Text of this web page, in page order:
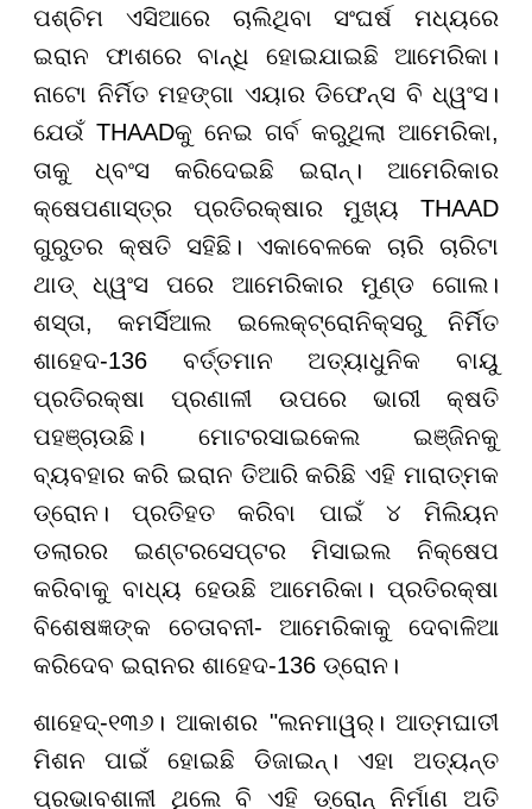
ପଶ୍ଚିମ ଏସିଆରେ ଚାଲିଥିବା ସଂଘର୍ଷ ମଧ୍ୟରେ
ଇରାନ ଫାଶରେ ବାନ୍ଧି ହୋଇଯାଇଛି ଆମେରିକା।
ନାଟୋ ନିର୍ମିତ ମହଙ୍ଗା ଏୟାର ଡିଫେନ୍ସ ବି ଧ୍ୱଂସ।
ଯେଉଁ THAADକୁ ନେଇ ଗର୍ବ କରୁଥିଲା ଆମେରିକା,
ତାକୁ ଧ୍ବଂସ କରିଦେଇଛି ଇରାନ୍। ଆମେରିକାର
କ୍ଷେପଣାସ୍ତ୍ର ପ୍ରତିରକ୍ଷାର ମୁଖ୍ୟ THAAD
ଗୁରୁତର କ୍ଷତି ସହିଛି। ଏକାବେଳକେ ଚାରି ଚାରିଟା
ଥାଡ୍ ଧ୍ୱଂସ ପରେ ଆମେରିକାର ମୁଣ୍ଡ ଗୋଲ।
ଶସ୍ତା, କମର୍ସିଆଲ ଇଲେକ୍ଟ୍ରୋନିକ୍ସରୁ ନିର୍ମିତ
ଶାହେଦ-136 ବର୍ତ୍ତମାନ ଅତ୍ୟାଧୁନିକ ବାୟୁ
ପ୍ରତିରକ୍ଷା ପ୍ରଣାଳୀ ଉପରେ ଭାରୀ କ୍ଷତି
ପହଞ୍ଚାଉଛି। ମୋଟରସାଇକେଲ ଇଞ୍ଜିନକୁ
ବ୍ୟବହାର କରି ଇରାନ ତିଆରି କରିଛି ଏହି ମାରାତ୍ମକ
ଡ୍ରୋନ। ପ୍ରତିହତ କରିବା ପାଇଁ ୪ ମିଲିୟନ
ଡଲାରର ଇଣ୍ଟରସେପ୍ଟର ମିସାଇଲ ନିକ୍ଷେପ
କରିବାକୁ ବାଧ୍ୟ ହେଉଛି ଆମେରିକା। ପ୍ରତିରକ୍ଷା
ବିଶେଷଜ୍ଞଙ୍କ ଚେତାବନୀ- ଆମେରିକାକୁ ଦେବାଳିଆ
କରିଦେବ ଇରାନର ଶାହେଦ-136 ଡ୍ରୋନ।
ଶାହେଦ୍-୧୩୬। ଆକାଶର "ଲନମାୱର୍। ଆତ୍ମଘାତୀ
ମିଶନ ପାଇଁ ହୋଇଛି ଡିଜାଇନ୍। ଏହା ଅତ୍ୟନ୍ତ
ପ୍ରଭାବଶାଳୀ ଥିଲେ ବି ଏହି ଡ୍ରୋନ୍ ନିର୍ମାଣ ଅତି